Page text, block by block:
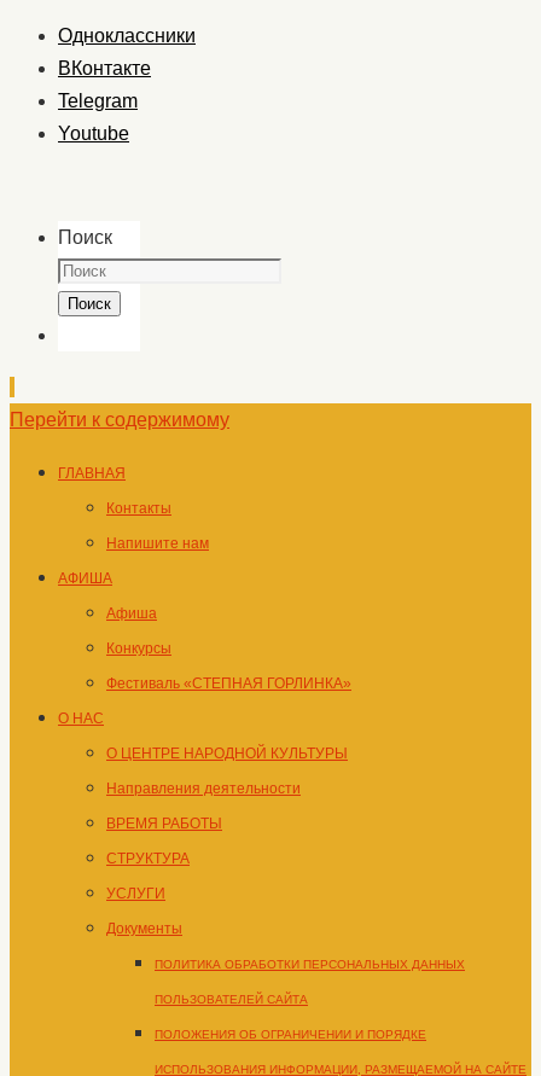
Одноклассники
ВКонтакте
Telegram
Youtube
Поиск
Поиск
Перейти к содержимому
ГЛАВНАЯ
Контакты
Напишите нам
АФИША
Афиша
Конкурсы
Фестиваль «СТЕПНАЯ ГОРЛИНКА»
О НАС
О ЦЕНТРЕ НАРОДНОЙ КУЛЬТУРЫ
Направления деятельности
ВРЕМЯ РАБОТЫ
СТРУКТУРА
УСЛУГИ
Документы
ПОЛИТИКА ОБРАБОТКИ ПЕРСОНАЛЬНЫХ ДАННЫХ
ПОЛЬЗОВАТЕЛЕЙ САЙТА
ПОЛОЖЕНИЯ ОБ ОГРАНИЧЕНИИ И ПОРЯДКЕ
ИСПОЛЬЗОВАНИЯ ИНФОРМАЦИИ, РАЗМЕЩАЕМОЙ НА САЙТЕ